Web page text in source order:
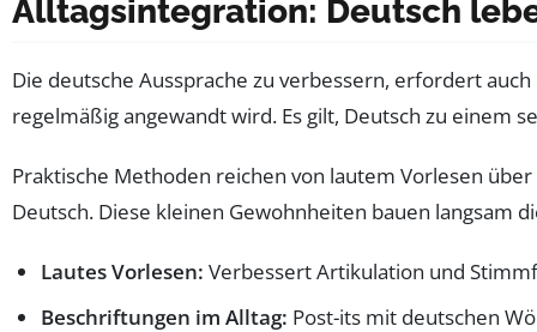
Alltagsintegration: Deutsch
Die deutsche Aussprache zu verbessern, erfordert
regelmäßig angewandt wird. Es gilt, Deutsch zu einem
Praktische Methoden reichen von lautem Vorlesen
Deutsch. Diese kleinen Gewohnheiten bauen langsam
Lautes Vorlesen: Verbessert Artikulation und
Beschriftungen im Alltag: Post-its mit deutschen